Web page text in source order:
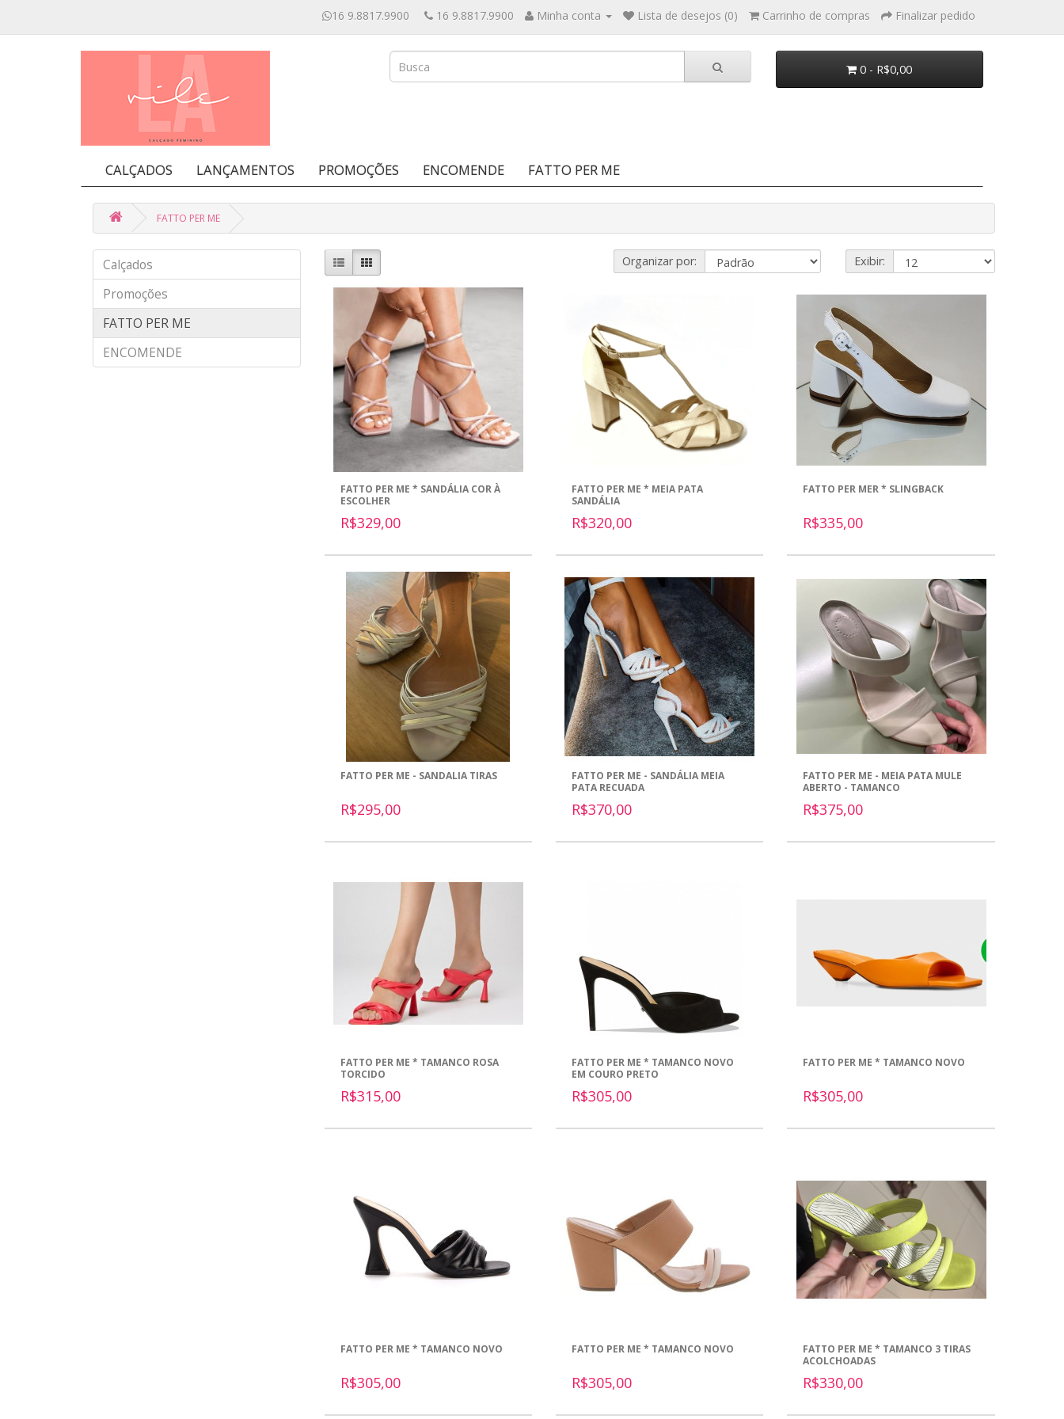
16 9.8817.9900 16 9.8817.9900 Minha conta Lista de desejos (0) Carrinho de compras Finalizar pedido
0 - R$0,00
CALÇADOS LANÇAMENTOS PROMOÇÕES ENCOMENDE FATTO PER ME
FATTO PER ME
Calçados
Promoções
FATTO PER ME
ENCOMENDE
Organizar por: Exibir:
FATTO PER ME * SANDÁLIA COR À
ESCOLHER
R$329,00
FATTO PER ME * MEIA PATA
SANDÁLIA
R$320,00
FATTO PER MER * SLINGBACK
R$335,00
FATTO PER ME - SANDALIA TIRAS
R$295,00
FATTO PER ME - SANDÁLIA MEIA
PATA RECUADA
R$370,00
FATTO PER ME - MEIA PATA MULE
ABERTO - TAMANCO
R$375,00
FATTO PER ME * TAMANCO ROSA
TORCIDO
R$315,00
FATTO PER ME * TAMANCO NOVO
EM COURO PRETO
R$305,00
FATTO PER ME * TAMANCO NOVO
R$305,00
FATTO PER ME * TAMANCO NOVO
R$305,00
FATTO PER ME * TAMANCO NOVO
R$305,00
FATTO PER ME * TAMANCO 3 TIRAS
ACOLCHOADAS
R$330,00